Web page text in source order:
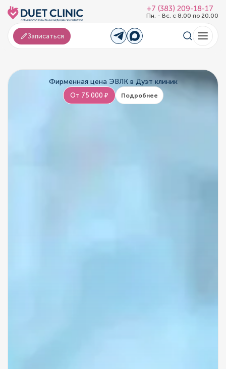
+7 (383) 209-18-17
Пн. - Вс. с 8.00 по 20.00
Записаться
Фирменная цена ЭВЛК в Дуэт клиник
От 75 000 ₽ Подробнее